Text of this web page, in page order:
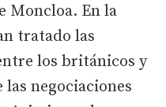
Moncloa. En la
tratado las
los británicos y
las negociaciones